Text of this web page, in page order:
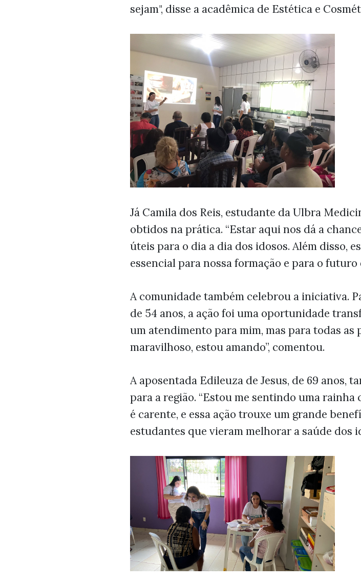
sejam", disse a acadêmica de Estética e
Já Camila dos Reis, estudante da Ulbra
obtidos na prática. “Estar aqui nos dá a
úteis para o dia a dia dos idosos. Além disso,
essencial para nossa formação e para o futuro
A comunidade também celebrou a iniciativa.
de 54 anos, a ação foi uma oportunidade
um atendimento para mim, mas para todas
maravilhoso, estou amando”, comentou.
A aposentada Edileuza de Jesus, de 69 anos,
para a região. “Estou me sentindo uma rainha
é carente, e essa ação trouxe um grande
estudantes que vieram melhorar a saúde dos